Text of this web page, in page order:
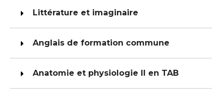
Littérature et imaginaire
Anglais de formation commune
Anatomie et physiologie II en TAB